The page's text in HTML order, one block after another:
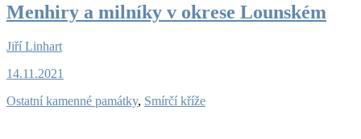
Menhiry a milníky v okrese Lounském
Jiří Linhart
14.11.2021
Ostatní kamenné památky, Smírčí kříže